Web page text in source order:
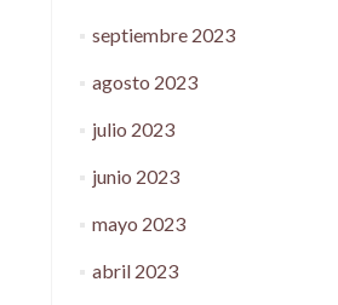
septiembre 2023
agosto 2023
julio 2023
junio 2023
mayo 2023
abril 2023